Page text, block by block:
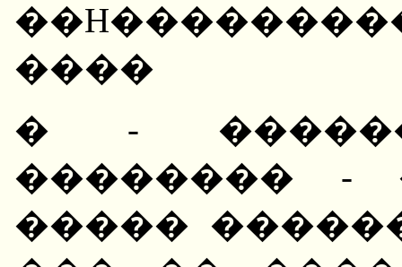
����
� -
�������� -
�����